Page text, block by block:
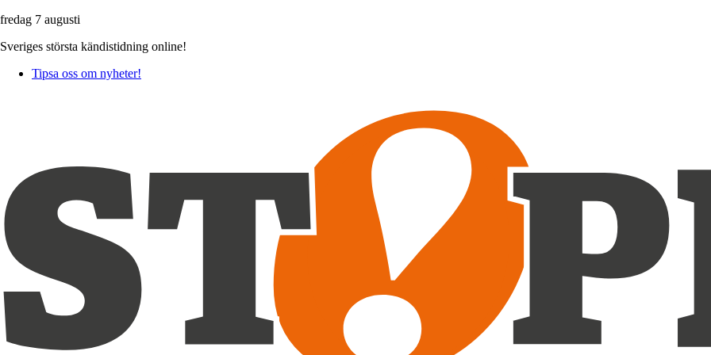
fredag 7 augusti
Sveriges största kändistidning online!
Tipsa oss om nyheter!